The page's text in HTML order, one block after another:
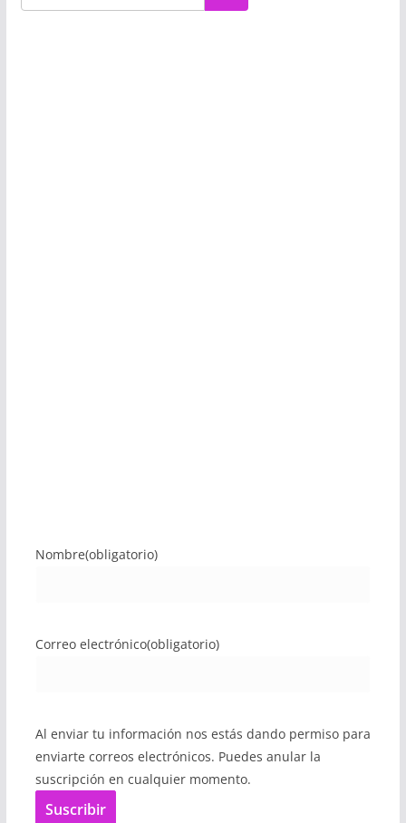
Nombre(obligatorio)
Correo electrónico(obligatorio)
Al enviar tu información nos estás dando permiso para
enviarte correos electrónicos. Puedes anular la
suscripción en cualquier momento.
Suscribir